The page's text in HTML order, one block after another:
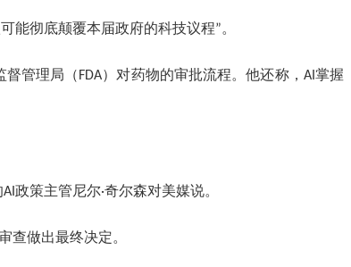
能彻底颠覆本届政府的科技议程”。
管理局（FDA）对药物的审批流程。他还称，AI掌握
政策主管尼尔·奇尔森对美媒说。
查做出最终决定。